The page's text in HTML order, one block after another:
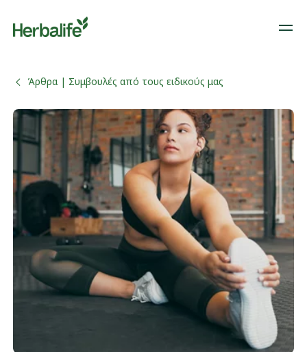
Άρθρα | Συμβουλές από τους ειδικούς μας